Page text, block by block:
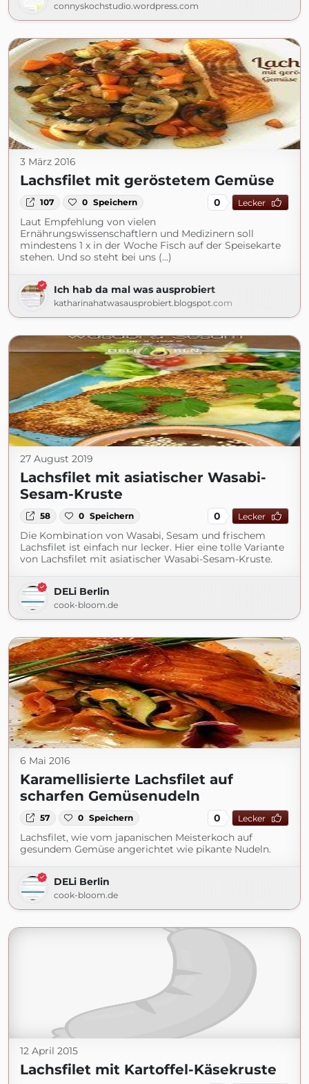
connyskochstudio.wordpress.com
3 März 2016
Lachsfilet mit geröstetem Gemüse
107 0 Speichern 0 Lecker
Laut Empfehlung von vielen
Ernährungswissenschaftlern und Medizinern soll
mindestens 1 x in der Woche Fisch auf der Speisekarte
stehen. Und so steht bei uns (...)
Ich hab da mal was ausprobiert
katharinahatwasausprobiert.blogspot.com
27 August 2019
Lachsfilet mit asiatischer Wasabi-
Sesam-Kruste
58 0 Speichern 0 Lecker
Die Kombination von Wasabi, Sesam und frischem
Lachsfilet ist einfach nur lecker. Hier eine tolle Variante
von Lachsfilet mit asiatischer Wasabi-Sesam-Kruste.
DELi Berlin
cook-bloom.de
6 Mai 2016
Karamellisierte Lachsfilet auf
scharfen Gemüsenudeln
57 0 Speichern 0 Lecker
Lachsfilet, wie vom japanischen Meisterkoch auf
gesundem Gemüse angerichtet wie pikante Nudeln.
DELi Berlin
cook-bloom.de
12 April 2015
Lachsfilet mit Kartoffel-Käsekruste